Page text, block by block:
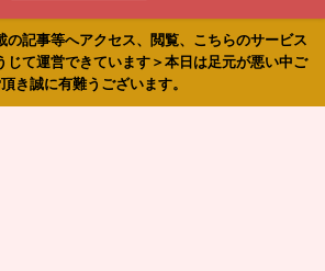
の記事等へアクセス、閲覧、こちらのサービス
じて運営できています＞本日は足元が悪い中ご
き誠に有難うございます。